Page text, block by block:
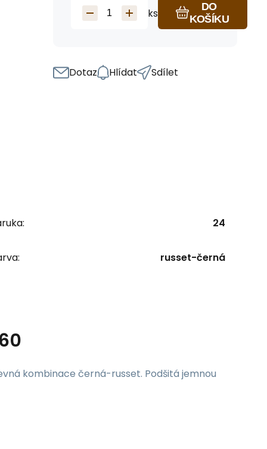
ks
DO
KOŠÍKU
Dotaz Hlídat Sdílet
24
russet-černá
kombinace černá-russet. Podšitá jemnou